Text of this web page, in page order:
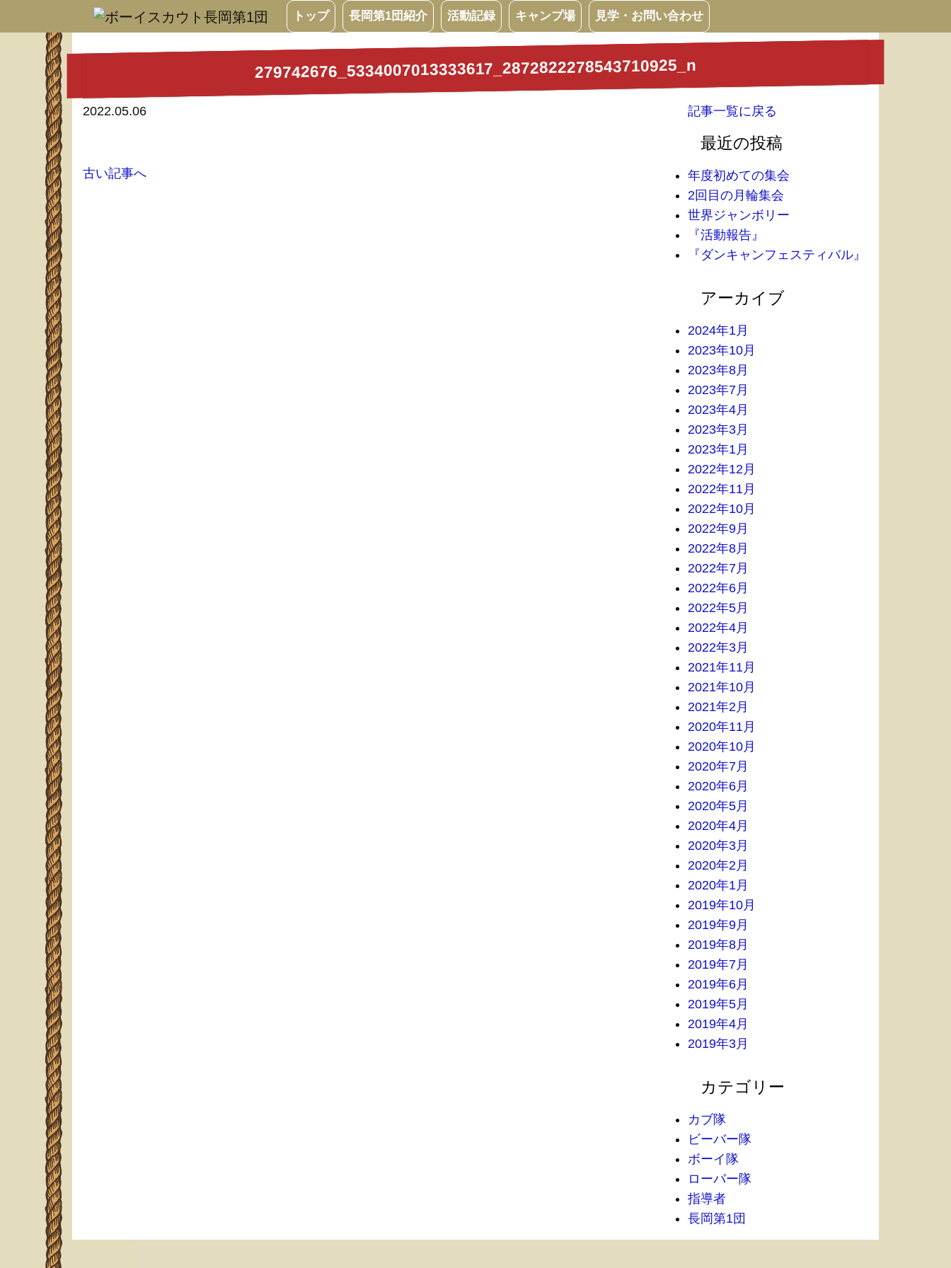
トップ 長岡第1団紹介 活動記録 キャンプ場 見学・お問い合わせ
279742676_5334007013333617_2872822278543710925_n
2022.05.06
古い記事へ
記事一覧に戻る
最近の投稿
年度初めての集会
2回目の月輪集会
世界ジャンボリー
『活動報告』
『ダンキャンフェスティバル』
アーカイブ
2024年1月
2023年10月
2023年8月
2023年7月
2023年4月
2023年3月
2023年1月
2022年12月
2022年11月
2022年10月
2022年9月
2022年8月
2022年7月
2022年6月
2022年5月
2022年4月
2022年3月
2021年11月
2021年10月
2021年2月
2020年11月
2020年10月
2020年7月
2020年6月
2020年5月
2020年4月
2020年3月
2020年2月
2020年1月
2019年10月
2019年9月
2019年8月
2019年7月
2019年6月
2019年5月
2019年4月
2019年3月
カテゴリー
カブ隊
ビーバー隊
ボーイ隊
ローバー隊
指導者
長岡第1団